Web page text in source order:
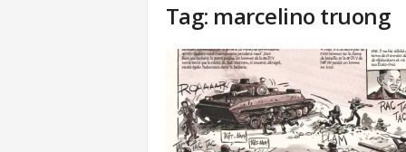
Tag: marcelino truong